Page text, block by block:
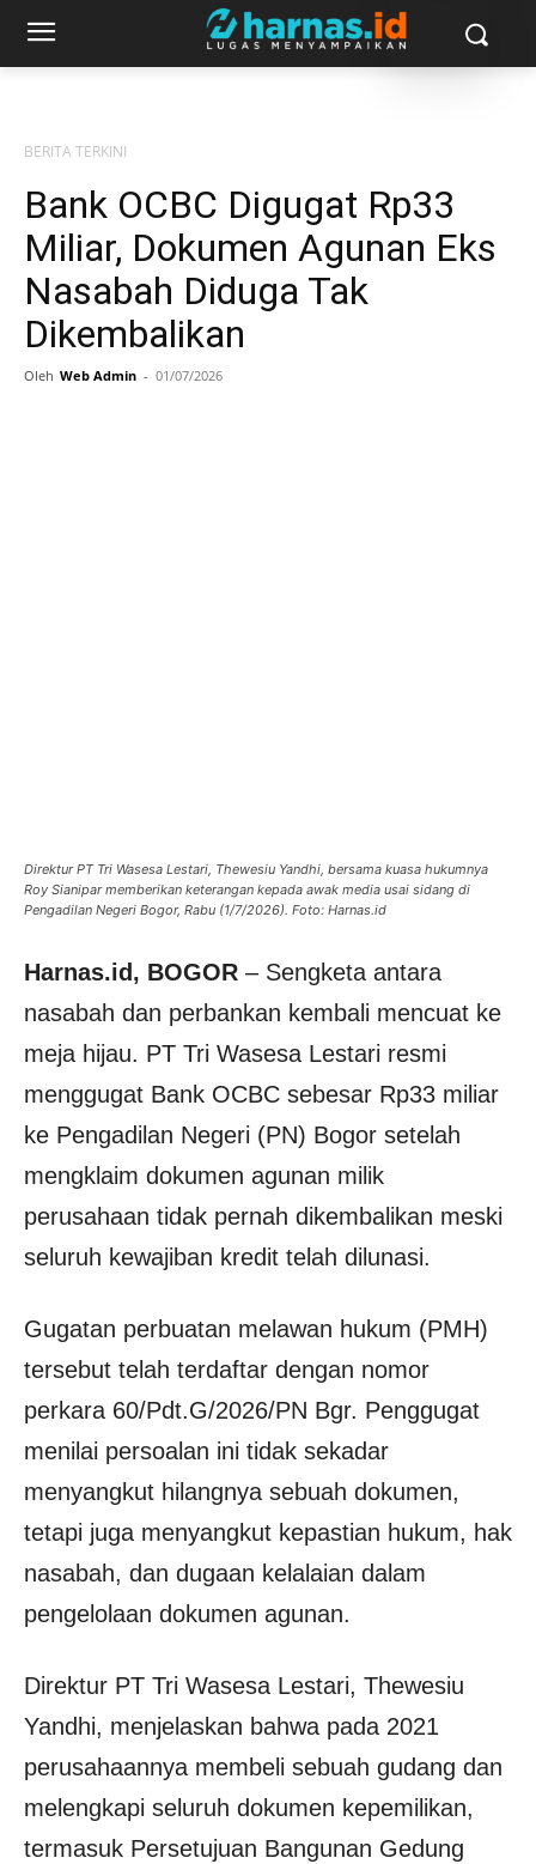
BERITA TERKINI
Bank OCBC Digugat Rp33
Miliar, Dokumen Agunan Eks
Nasabah Diduga Tak
Dikembalikan
Oleh Web Admin - 01/07/2026
Direktur PT Tri Wasesa Lestari, Thewesiu Yandhi, bersama kuasa hukumnya
Roy Sianipar memberikan keterangan kepada awak media usai sidang di
Pengadilan Negeri Bogor, Rabu (1/7/2026). Foto: Harnas.id
Harnas.id, BOGOR – Sengketa antara
nasabah dan perbankan kembali mencuat ke
meja hijau. PT Tri Wasesa Lestari resmi
menggugat Bank OCBC sebesar Rp33 miliar
ke Pengadilan Negeri (PN) Bogor setelah
mengklaim dokumen agunan milik
perusahaan tidak pernah dikembalikan meski
seluruh kewajiban kredit telah dilunasi.
Gugatan perbuatan melawan hukum (PMH)
tersebut telah terdaftar dengan nomor
perkara 60/Pdt.G/2026/PN Bgr. Penggugat
menilai persoalan ini tidak sekadar
menyangkut hilangnya sebuah dokumen,
tetapi juga menyangkut kepastian hukum, hak
nasabah, dan dugaan kelalaian dalam
pengelolaan dokumen agunan.
Direktur PT Tri Wasesa Lestari, Thewesiu
Yandhi, menjelaskan bahwa pada 2021
perusahaannya membeli sebuah gudang dan
melengkapi seluruh dokumen kepemilikan,
termasuk Persetujuan Bangunan Gedung